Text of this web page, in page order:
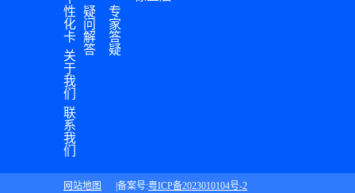
性
化
卡
关
于
我
们
联
系
我
们
疑
问
解
答
专
家
答
疑
网站地图 |备案号:粤ICP备2023010104号-2